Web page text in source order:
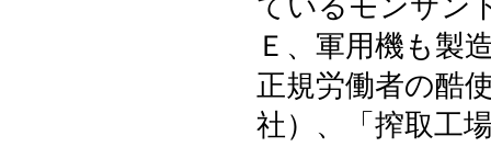
ているモンサン
Ｅ、軍用機も製
正規労働者の酷
社）、「搾取工